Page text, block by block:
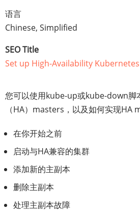
语言
Chinese, Simplified
SEO Title
Set up High-Availability
您可以使用kube-up或kube-down
（HA）masters，以及如何实现HA
在你开始之前
启动与HA兼容的集群
添加新的主副本
删除主副本
处理主副本故障